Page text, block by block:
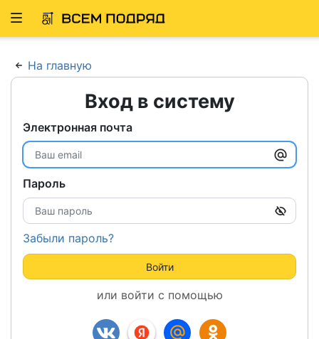
Развернуть
На главную
Вход в систему
Электронная почта
Пароль
Забыли пароль?
Войти
или войти с помощью